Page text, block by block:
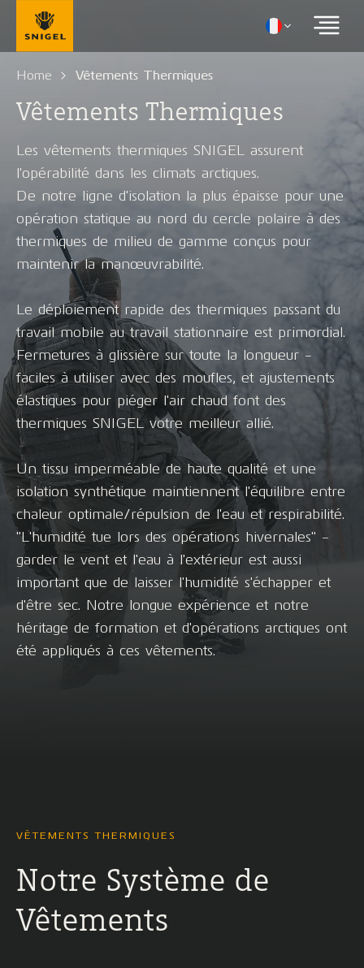
Home Vêtements Thermiques
Vêtements Thermiques
Les vêtements thermiques SNIGEL assurent
l'opérabilité dans les climats arctiques.
De notre ligne d'isolation la plus épaisse pour une
opération statique au nord du cercle polaire à des
thermiques de milieu de gamme conçus pour
maintenir la manœuvrabilité.
Le déploiement rapide des thermiques passant du
travail mobile au travail stationnaire est primordial.
Fermetures à glissière sur toute la longueur -
faciles à utiliser avec des moufles, et ajustements
élastiques pour piéger l'air chaud font des
thermiques SNIGEL votre meilleur allié.
Un tissu imperméable de haute qualité et une
isolation synthétique maintiennent l'équilibre entre
chaleur optimale/répulsion de l'eau et respirabilité.
"L'humidité tue lors des opérations hivernales" -
garder le vent et l'eau à l'extérieur est aussi
important que de laisser l'humidité s'échapper et
d'être sec. Notre longue expérience et notre
héritage de formation et d'opérations arctiques ont
été appliqués à ces vêtements.
VÊTEMENTS THERMIQUES
Notre Système de
Vêtements